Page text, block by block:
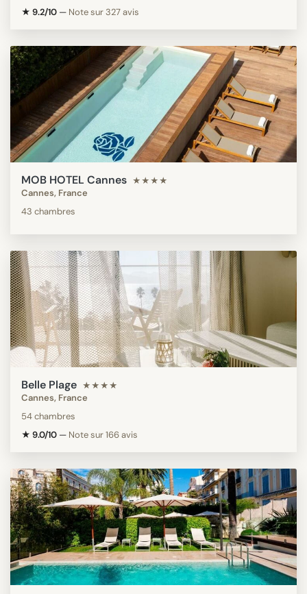
★ 9.2/10 — Note sur 327 avis
MOB HOTEL Cannes ★★★★
Cannes, France
43 chambres
Belle Plage ★★★★
Cannes, France
54 chambres
★ 9.0/10 — Note sur 166 avis